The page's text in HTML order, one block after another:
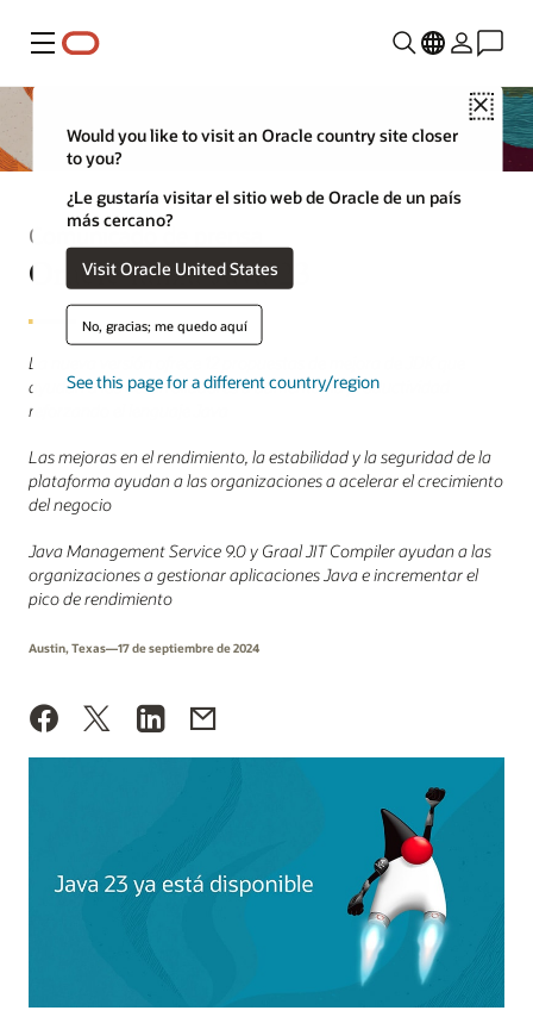
Menú
Close
Would you like to visit an Oracle country site closer
to you?
¿Le gustaría visitar el sitio web de Oracle de un país
más cercano?
Visit Oracle United States
No, gracias; me quedo aquí
See this page for a different country/region
Comunicado de prensa
Oracle lanza Java 23
La nueva versión ofrece 12 propuestas de mejora de JDK que
ayudan a los desarrolladores a aumentar la productividad
reforzando el lenguaje Java
Las mejoras en el rendimiento, la estabilidad y la seguridad de la
plataforma ayudan a las organizaciones a acelerar el crecimiento
del negocio
Java Management Service 9.0 y Graal JIT Compiler ayudan a las
organizaciones a gestionar aplicaciones Java e incrementar el
pico de rendimiento
Austin, Texas—17 de septiembre de 2024